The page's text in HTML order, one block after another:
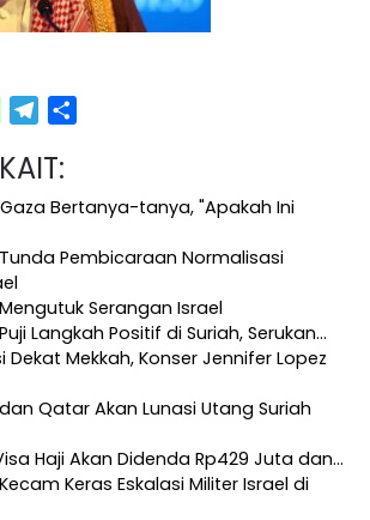
Line Telegram
Bertanya-tanya, "Apakah Ini
Pembicaraan Normalisasi
Serangan Israel
Langkah Positif di Suriah, Serukan…
Dekat Mekkah, Konser Jennifer Lopez
Qatar Akan Lunasi Utang Suriah
Haji Akan Didenda Rp429 Juta dan…
Keras Eskalasi Militer Israel di